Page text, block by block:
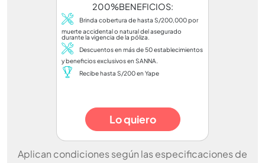
200%BENEFICIOS:
Brinda cobertura de hasta S/200,000 por
muerte accidental o natural del asegurado
durante la vigencia de la póliza.
Descuentos en más de 50 establecimientos
y beneficios exclusivos en SANNA.
Recibe hasta S/200 en Yape
Lo quiero
Aplican condiciones según las especificaciones de